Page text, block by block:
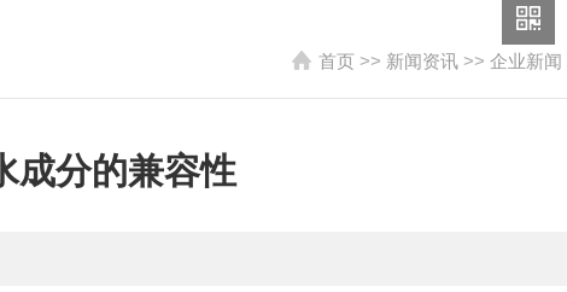
首页 >> 新闻资讯 >> 企业新闻
成分的兼容性